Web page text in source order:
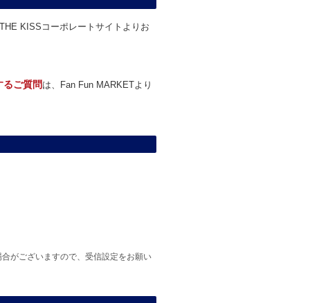
KISSコーポレートサイトよりお
ご質問は、Fan Fun MARKETより
がございますので、受信設定をお願い